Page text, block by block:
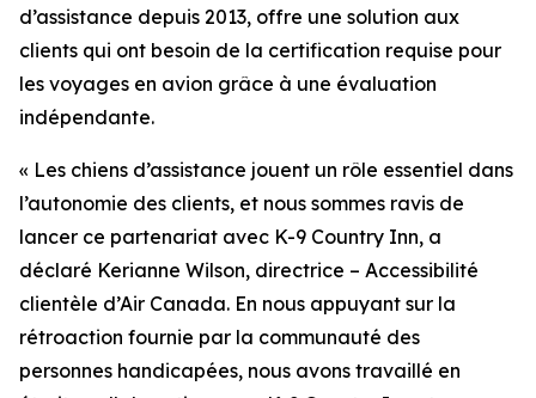
d’assistance depuis 2013, offre une solution aux
clients qui ont besoin de la certification requise pour
les voyages en avion grâce à une évaluation
indépendante.
« Les chiens d’assistance jouent un rôle essentiel dans
l’autonomie des clients, et nous sommes ravis de
lancer ce partenariat avec K-9 Country Inn, a
déclaré Kerianne Wilson, directrice – Accessibilité
clientèle d’Air Canada. En nous appuyant sur la
rétroaction fournie par la communauté des
personnes handicapées, nous avons travaillé en